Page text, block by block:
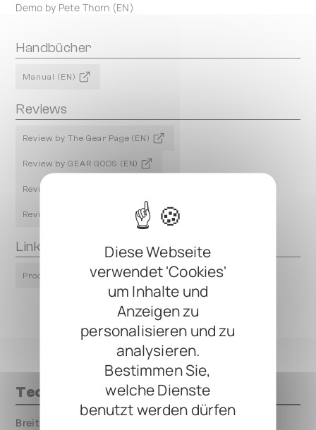
Diese Webseite
verwendet 'Cookies'
um Inhalte und
Anzeigen zu
personalisieren und zu
analysieren.
Bestimmen Sie,
welche Dienste
benutzt werden dürfen
Demo by Pete Thorn (EN)
Handbücher
Manual (EN)
Reviews
Review by The Gear Page (EN)
Review by GEAR GODS (EN)
Review by Premier Guitar (EN)
Review by Fractal Audio Forum (EN)
Links
Product Page
Technische Daten
Breite